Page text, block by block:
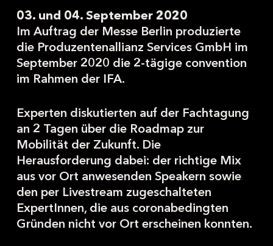
03. und 04. September 2020
Im Auftrag der Messe Berlin produzierte
die Produzentenallianz Services GmbH im
September 2020 die 2-tägige convention
im Rahmen der IFA.
Experten diskutierten auf der Fachtagung
an 2 Tagen über die Roadmap zur
Mobilität der Zukunft. Die
Herausforderung dabei: der richtige Mix
aus vor Ort anwesenden Speakern sowie
den per Livestream zugeschalteten
ExpertInnen, die aus coronabedingten
Gründen nicht vor Ort erscheinen konnten.